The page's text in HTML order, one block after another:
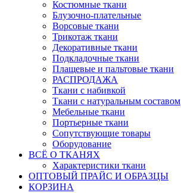
Костюмные ткани
Блузочно-плательные
Ворсовые ткани
Трикотаж ткани
Декоративные ткани
Подкладочные ткани
Плащевые и пальтовые ткани
РАСПРОДАЖА
Ткани с набивкой
Ткани с натуральным составом
Мебельные ткани
Портьерные ткани
Сопутствующие товары
Оборудование
ВСЁ О ТКАНЯХ
Характеристики ткани
ОПТОВЫЙ ПРАЙС И ОБРАЗЦЫ
КОРЗИНА